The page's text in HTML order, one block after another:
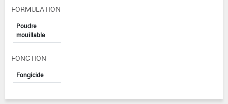
FORMULATION
Poudre
mouillable
FONCTION
Fongicide